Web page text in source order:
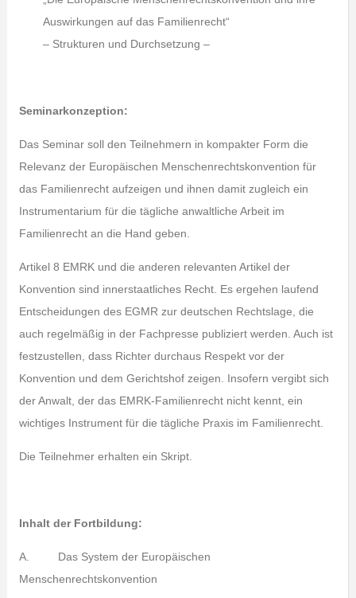
Auswirkungen auf das Familienrecht“
– Strukturen und Durchsetzung –
Seminarkonzeption:
Das Seminar soll den Teilnehmern in kompakter Form die
Relevanz der Europäischen Menschenrechtskonvention für
das Familienrecht aufzeigen und ihnen damit zugleich ein
Instrumentarium für die tägliche anwaltliche Arbeit im
Familienrecht an die Hand geben.
Artikel 8 EMRK und die anderen relevanten Artikel der
Konvention sind innerstaatliches Recht. Es ergehen laufend
Entscheidungen des EGMR zur deutschen Rechtslage, die
auch regelmäßig in der Fachpresse publiziert werden. Auch ist
festzustellen, dass Richter durchaus Respekt vor der
Konvention und dem Gerichtshof zeigen. Insofern vergibt sich
der Anwalt, der das EMRK-Familienrecht nicht kennt, ein
wichtiges Instrument für die tägliche Praxis im Familienrecht.
Die Teilnehmer erhalten ein Skript.
Inhalt der Fortbildung:
A. Das System der Europäischen
Menschenrechtskonvention